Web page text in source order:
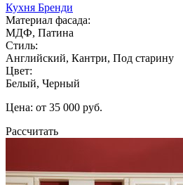
Кухня Бренди
Материал фасада:
МДФ, Патина
Стиль:
Английский, Кантри, Под старину
Цвет:
Белый, Черный
Цена: от 35 000 руб.
Рассчитать